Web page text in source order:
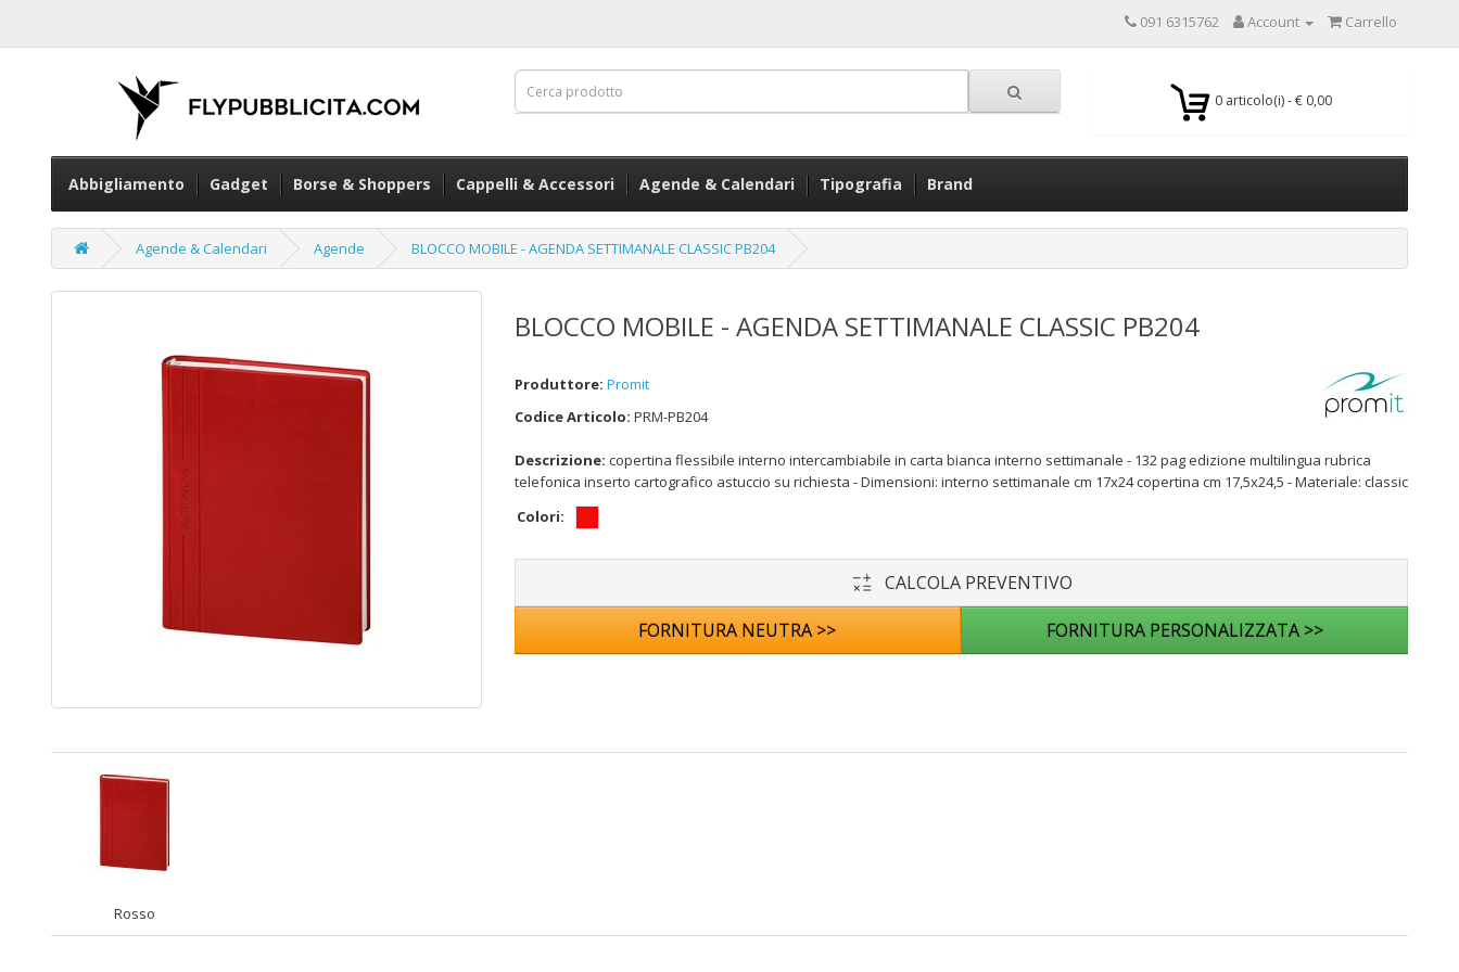
091 6315762 Account Carrello
0 articolo(i) - € 0,00
Abbigliamento Gadget Borse & Shoppers Cappelli & Accessori Agende & Calendari Tipografia Brand
Agende & Calendari Agende BLOCCO MOBILE - AGENDA SETTIMANALE CLASSIC PB204
BLOCCO MOBILE - AGENDA SETTIMANALE CLASSIC PB204
Produttore: Promit
Codice Articolo: PRM-PB204
Descrizione: copertina flessibile interno intercambiabile in carta bianca interno settimanale - 132 pag edizione multilingua rubrica
telefonica inserto cartografico astuccio su richiesta - Dimensioni: interno settimanale cm 17x24 copertina cm 17,5x24,5 - Materiale: classic
Colori:
CALCOLA PREVENTIVO
FORNITURA NEUTRA >>
FORNITURA PERSONALIZZATA >>
Rosso